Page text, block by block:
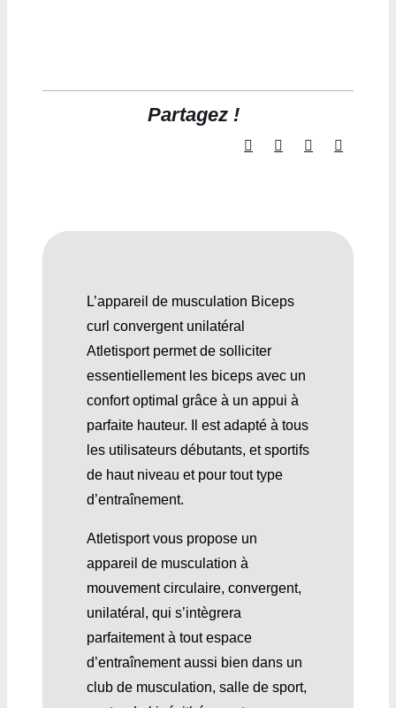
Partagez !
L’appareil de musculation Biceps
curl convergent unilatéral
Atletisport permet de solliciter
essentiellement les biceps avec un
confort optimal grâce à un appui à
parfaite hauteur. Il est adapté à tous
les utilisateurs débutants, et sportifs
de haut niveau et pour tout type
d’entraînement.
Atletisport vous propose un
appareil de musculation à
mouvement circulaire, convergent,
unilatéral, qui s’intègrera
parfaitement à tout espace
d’entraînement aussi bien dans un
club de musculation, salle de sport,